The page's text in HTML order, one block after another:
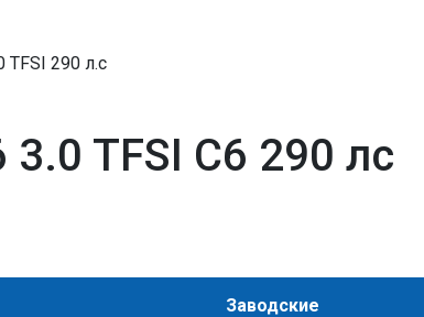
TFSI 290 л.с
TFSI C6 290 лс
Заводские